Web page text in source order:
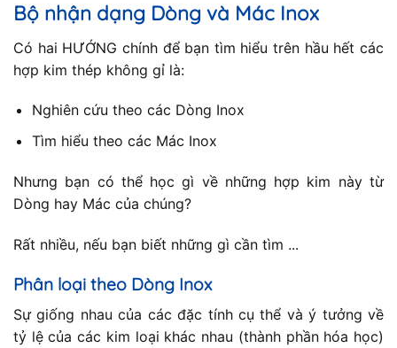
Bộ nhận dạng Dòng và Mác Inox
Có hai HƯỚNG chính để bạn tìm hiểu trên hầu hết các
hợp kim thép không gỉ là:
Nghiên cứu theo các Dòng Inox
Tìm hiểu theo các Mác Inox
Nhưng bạn có thể học gì về những hợp kim này từ
Dòng hay Mác của chúng?
Rất nhiều, nếu bạn biết những gì cần tìm ...
Phân loại theo Dòng Inox
Sự giống nhau của các đặc tính cụ thể và ý tưởng về
tỷ lệ của các kim loại khác nhau (thành phần hóa học)